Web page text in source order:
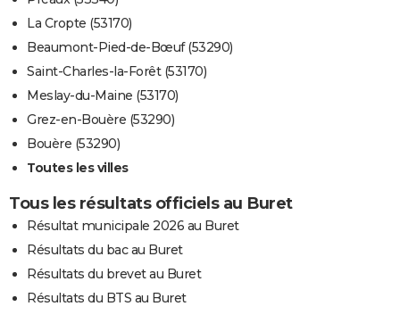
La Cropte (53170)
Beaumont-Pied-de-Bœuf (53290)
Saint-Charles-la-Forêt (53170)
Meslay-du-Maine (53170)
Grez-en-Bouère (53290)
Bouère (53290)
Toutes les villes
Tous les résultats officiels au Buret
Résultat municipale 2026 au Buret
Résultats du bac au Buret
Résultats du brevet au Buret
Résultats du BTS au Buret